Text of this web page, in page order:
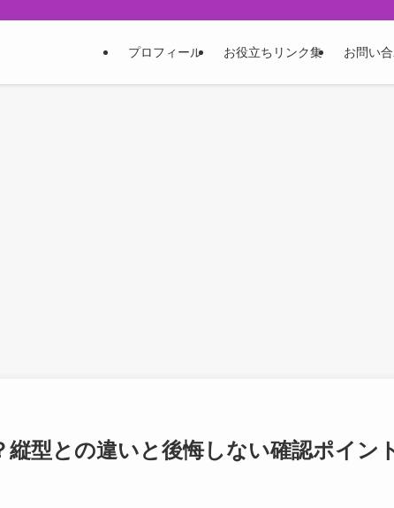
プロフィール お役立ちリンク集 お問い
縦型との違いと後悔しない確認ポイン